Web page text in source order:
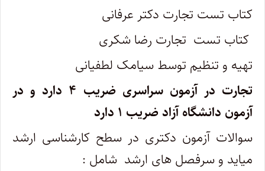
کتاب تست تجارت دکتر عرفانی
کتاب تست تجارت رضا شکری
تهیه و تنظیم توسط سیامک لطفیانی
تجارت در آزمون سراسری ضریب ۴ دارد و در
آزمون دانشگاه آزاد ضریب ۱ دارد
سوالات آزمون دکتری در سطح کارشناسی ارشد
میاید و سرفصل های ارشد شامل :